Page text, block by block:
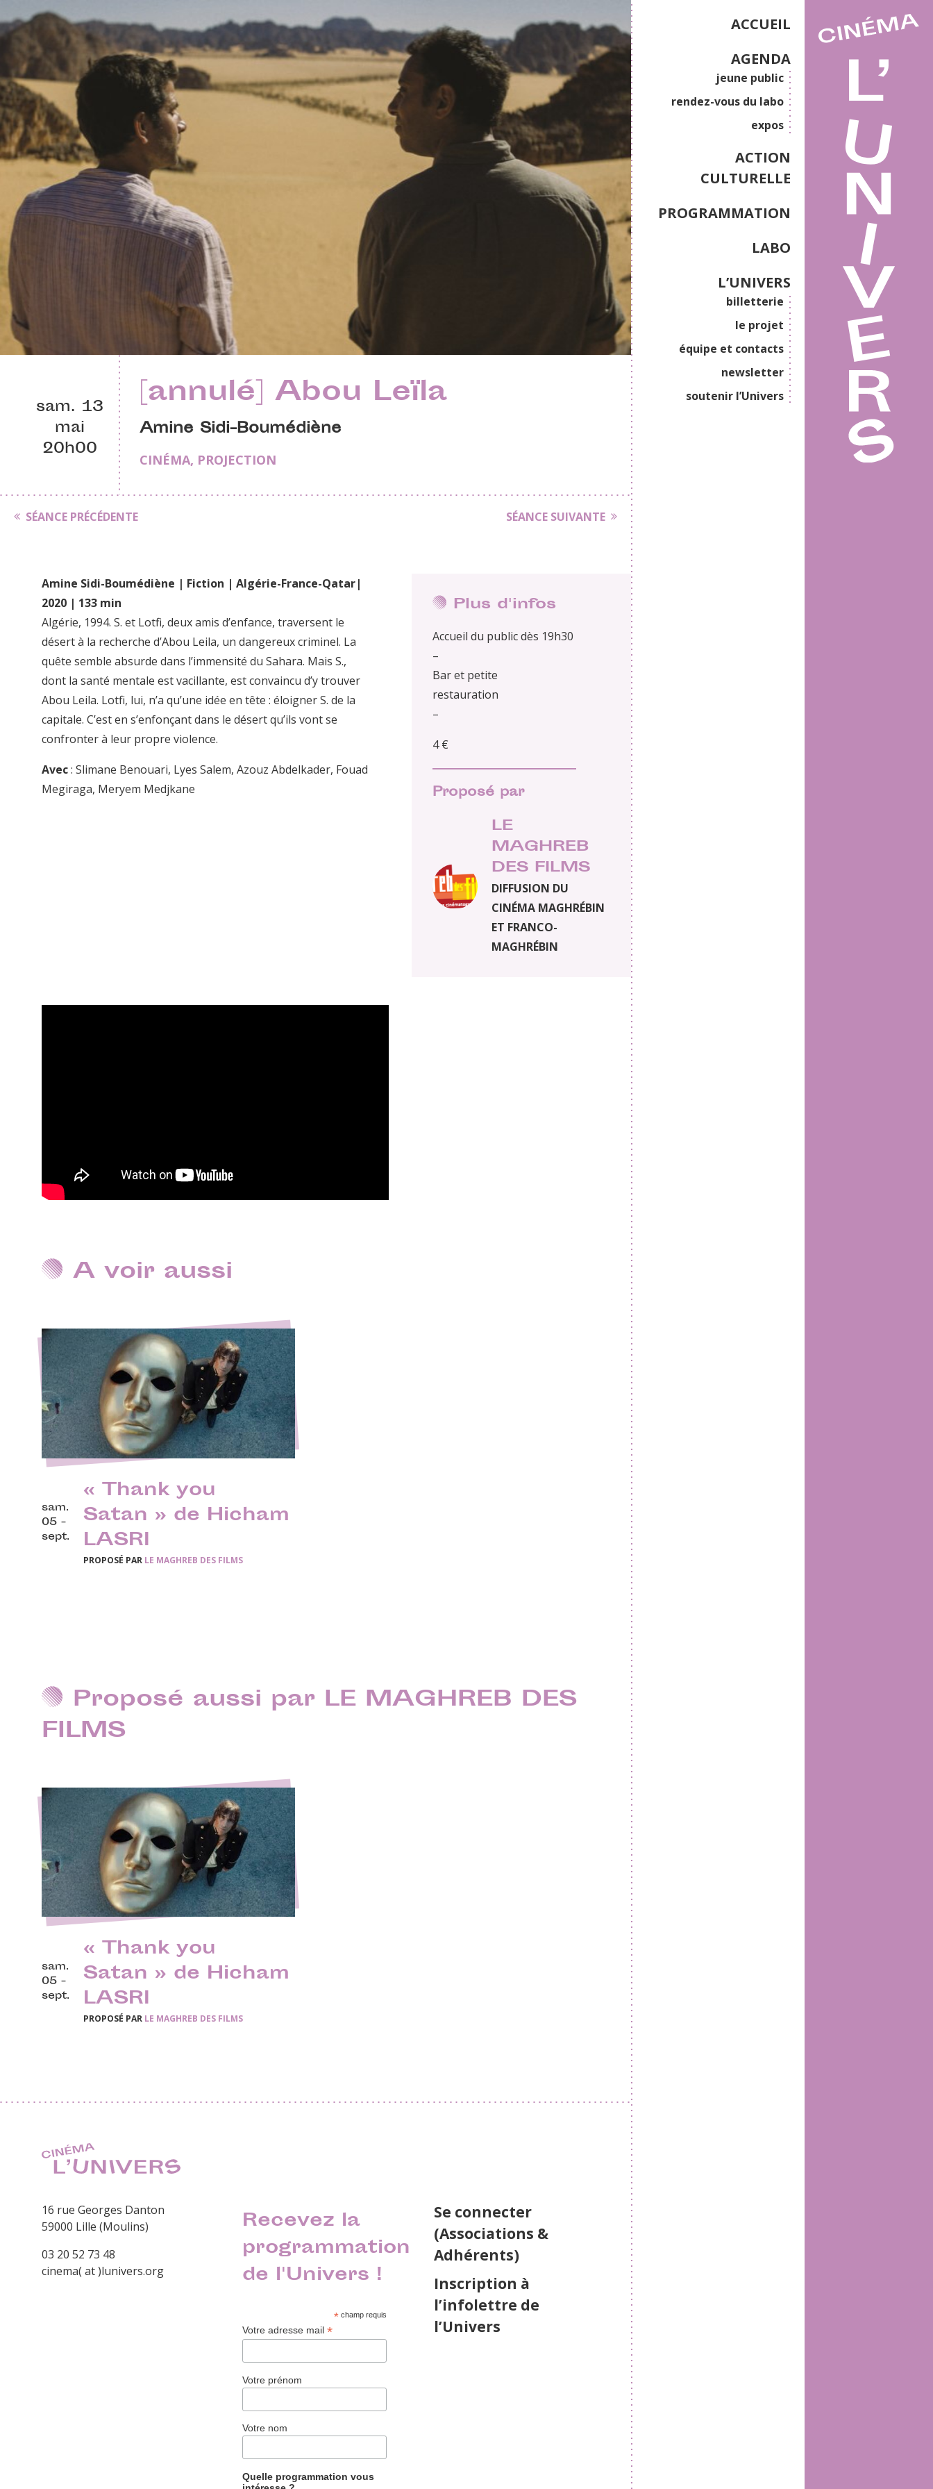
ACCUEIL
AGENDA
jeune public
rendez-vous du labo
expos
ACTION
CULTURELLE
PROGRAMMATION
LABO
L’UNIVERS
billetterie
le projet
équipe et contacts
newsletter
soutenir l’Univers
sam. 13
mai
20h00
[annulé] Abou Leïla
Amine Sidi-Boumédiène
CINÉMA, PROJECTION
SÉANCE PRÉCÉDENTE SÉANCE SUIVANTE
Plus d'infos
Accueil du public dès 19h30
–
Bar et petite
restauration
–
4 €
Proposé par
LE
MAGHREB
DES FILMS
DIFFUSION DU
CINÉMA MAGHRÉBIN
ET FRANCO-
MAGHRÉBIN
Amine Sidi-Boumédiène | Fiction | Algérie-France-Qatar|
2020 | 133 min
Algérie, 1994. S. et Lotfi, deux amis d’enfance, traversent le
désert à la recherche d’Abou Leila, un dangereux criminel. La
quête semble absurde dans l’immensité du Sahara. Mais S.,
dont la santé mentale est vacillante, est convaincu d’y trouver
Abou Leila. Lotfi, lui, n’a qu’une idée en tête : éloigner S. de la
capitale. C’est en s’enfonçant dans le désert qu’ils vont se
confronter à leur propre violence.
Avec: Slimane Benouari, Lyes Salem, Azouz Abdelkader, Fouad
Megiraga, Meryem Medjkane
A voir aussi
sam.
05 -
sept.
« Thank you
Satan » de Hicham
LASRI
PROPOSÉ PAR LE MAGHREB DES FILMS
Proposé aussi par LE MAGHREB DES
FILMS
sam.
05 -
sept.
« Thank you
Satan » de Hicham
LASRI
PROPOSÉ PAR LE MAGHREB DES FILMS
16 rue Georges Danton
59000 Lille (Moulins)
03 20 52 73 48
cinema( at )lunivers.org
Recevez la
programmation
de l'Univers !
*champ requis
Votre adresse mail*
Votre prénom
Votre nom
Quelle programmation vous
Se connecter
(Associations &
Adhérents)
Inscription à
l’infolettre de
l’Univers